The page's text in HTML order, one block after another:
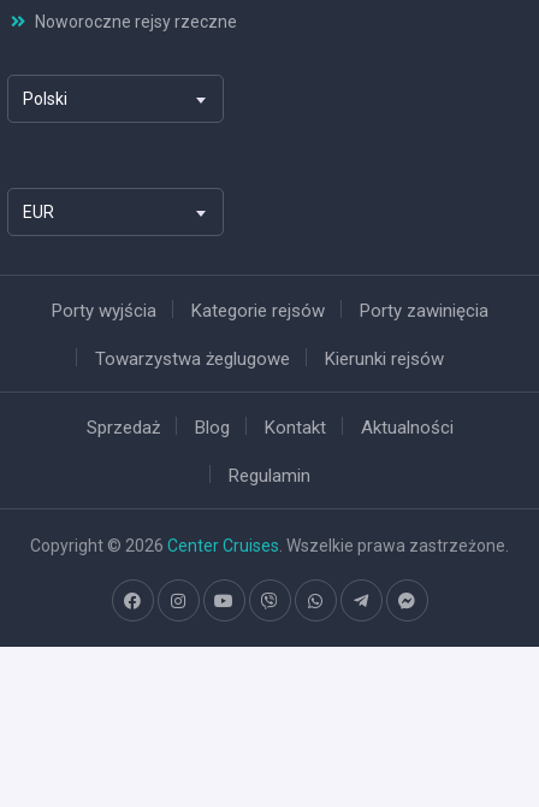
Noworoczne rejsy rzeczne
Polski
EUR
Porty wyjścia Kategorie rejsów Porty zawinięcia
Towarzystwa żeglugowe Kierunki rejsów
Sprzedaż Blog Kontakt Aktualności
Regulamin
Copyright © 2026 Center Cruises. Wszelkie prawa zastrzeżone.